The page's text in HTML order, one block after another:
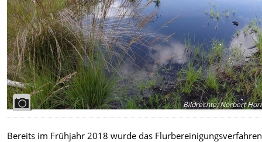
Bildrechte:Norbert
Bereits im Frühjahr 2018 wurde das Flurbereinigungsverfahren